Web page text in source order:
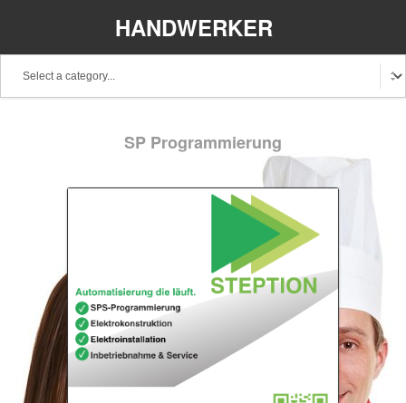
HANDWERKER
Hessen
Niedersachsen
Rheinland-Pfalz Saarland
Sachsen Schleswig-Holstein Thüringen
Stellenangebote
SP Programmierung